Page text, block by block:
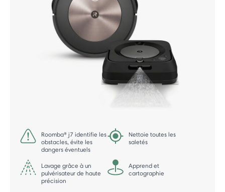
Roomba® j7 identifie les
obstacles, évite les
dangers éventuels
Nettoie toutes les
saletés
Lavage grâce à un
pulvérisateur de haute
précision
Apprend et
cartographie